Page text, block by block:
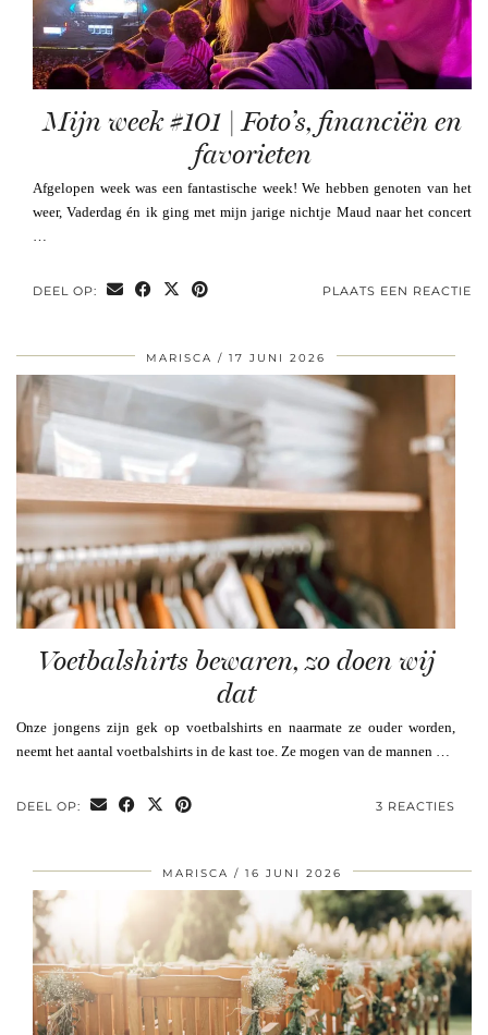
Mijn week #101 | Foto’s, financiën en
favorieten
Afgelopen week was een fantastische week! We hebben genoten van het
weer, Vaderdag én ik ging met mijn jarige nichtje Maud naar het concert
DEEL OP: PLAATS EEN REACTIE
MARISCA 17 JUNI 2026
Voetbalshirts bewaren, zo doen wij
dat
Onze jongens zijn gek op voetbalshirts en naarmate ze ouder worden,
neemt het aantal voetbalshirts in de kast toe. Ze mogen van de mannen …
DEEL OP: 3 REACTIES
MARISCA 16 JUNI 2026